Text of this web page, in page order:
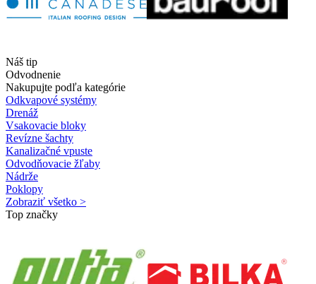
Náš tip
Odvodnenie
Nakupujte podľa kategórie
Odkvapové systémy
Drenáž
Vsakovacie bloky
Revízne šachty
Kanalizačné vpuste
Odvodňovacie žľaby
Nádrže
Poklopy
Zobraziť všetko >
Top značky